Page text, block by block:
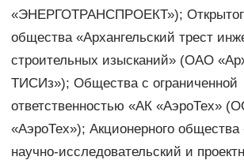
«ЭНЕРГОТРАНСПРОЕКТ»);
общества «Архангельский трест
строительных изысканий» (ОАО
ТИСИз»); Общества с ограниченной
ответственностью «АК «АэроТех»
«АэроТех»); Акционерного общества
научно-исследовательский и